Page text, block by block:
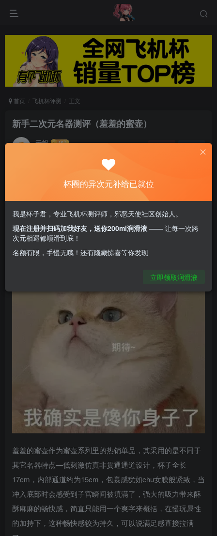
首页 飞机杯评测 正文
新手二次元名器测评（羞羞的蜜壶）
云帆
求安利一款二次元飞机杯，有人推荐一下吗？
名器—羞羞的蜜壶，这是一款非常适合作为新手入坑的处子
之作，还在观望的朋友不妨看看本篇测评
羞羞的蜜壶作为蜜壶系列里的热销单品，其采用的是不同于
其它名器特点—低刺激仿真非贯通通道设计，杯子全长
17cm，内部通道约为15cm，包裹感犹如chu女膜般紧致，当
冲入底部时会感受到子宫瞬间被填满了，强大的吸力带来酥
酥麻麻的畅快感，简直只能用一个爽字来概括，在慢玩属性
的加持下，这种畅快感较为持久，可以说满足感直接拉满
杯圈的异次元补给已就位
我是杯子君，专业飞机杯测评师，邪恶天使社区创始人。
现在注册并扫码加我好友，送你200ml润滑液 —— 让每一次跨
次元相遇都顺滑到底！
名额有限，手慢无哦！还有隐藏惊喜等你发现
立即领取润滑液